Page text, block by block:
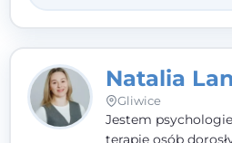
Natalia
Gliwice
Jestem
terapię osób